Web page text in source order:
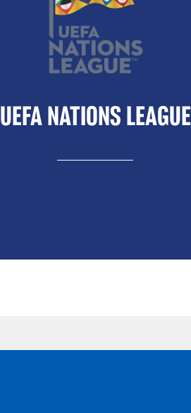
UEFA NATIONS LEAGUE